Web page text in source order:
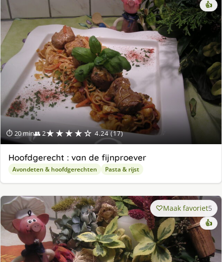
⏱ 20 min👥 2★★★★☆ 4.24 (17)
👍
Hoofdgerecht : van de fijnproever
Avondeten & hoofdgerechten Pasta & rijst
Maak favoriet5
👍